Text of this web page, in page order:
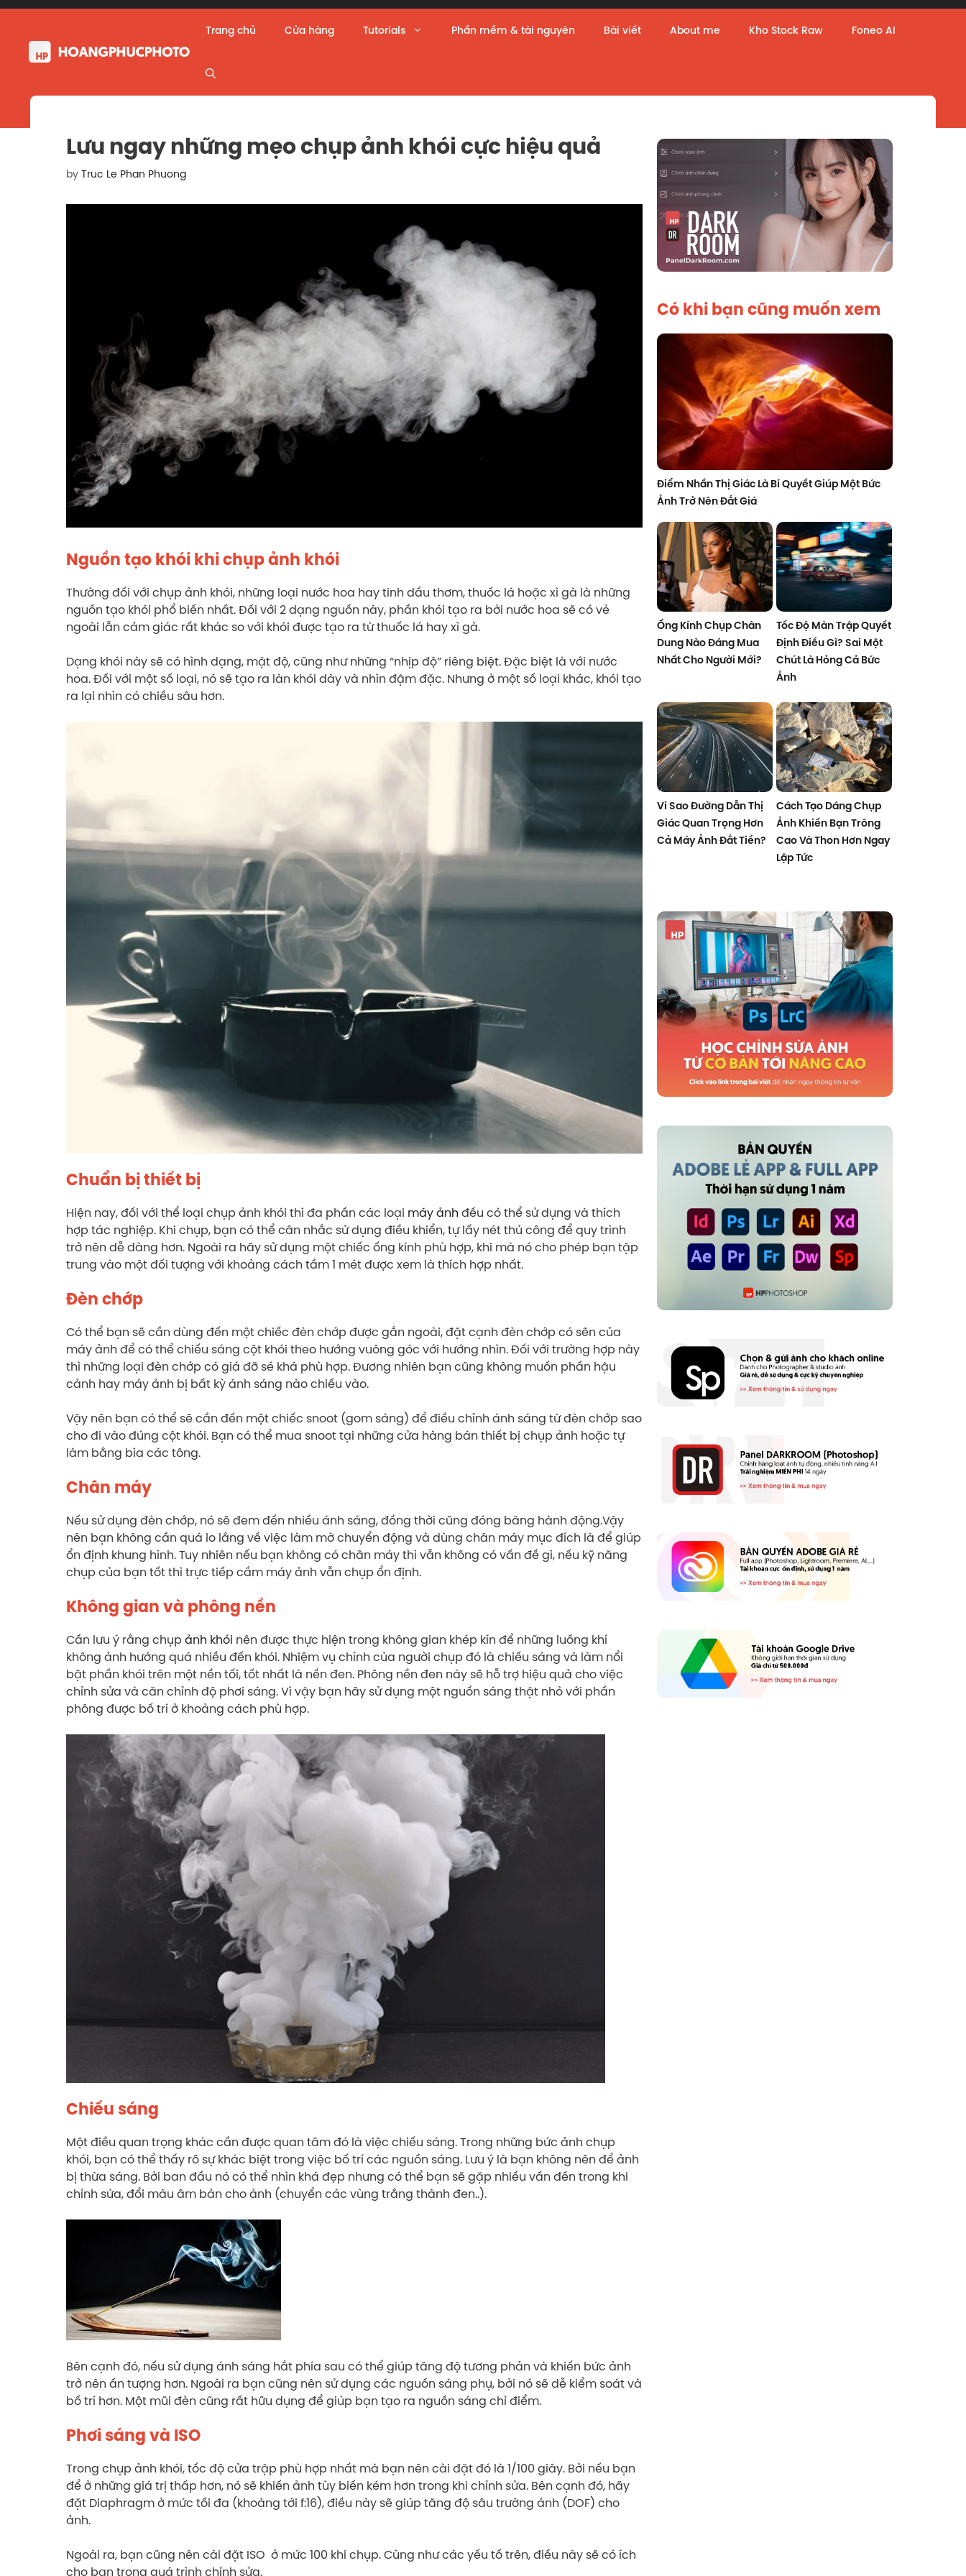
Skip
content
Trang chủ Cửa hàng Tutorials Phần mềm & tài nguyên Bài viết About me Kho Stock Raw Foneo AI
Lưu ngay những mẹo chụp ảnh khói cực hiệu quả
by Truc Le Phan Phuong
Nguồn tạo khói khi chụp ảnh khói
Thường đối với chụp ảnh khói, những loại nước hoa hay tinh dầu thơm, thuốc lá hoặc xì gà là những
nguồn tạo khói phổ biến nhất. Đối với 2 dạng nguồn này, phần khói tạo ra bởi nước hoa sẽ có vẻ
ngoài lẫn cảm giác rất khác so với khói được tạo ra từ thuốc lá hay xì gà.
Dạng khói này sẽ có hình dạng, mật độ, cũng như những “nhịp độ” riêng biệt. Đặc biệt là với nước
hoa. Đối với một số loại, nó sẽ tạo ra làn khói dày và nhìn đậm đặc. Nhưng ở một số loại khác, khói tạo
ra lại nhìn có chiều sâu hơn.
Chuẩn bị thiết bị
Hiện nay, đối với thể loại chụp ảnh khói thì đa phần các loại máy ảnh đều có thể sử dụng và thích
hợp tác nghiệp. Khi chụp, bạn có thể cân nhắc sử dụng điều khiển, tự lấy nét thủ công để quy trình
trở nên dễ dàng hơn. Ngoài ra hãy sử dụng một chiếc ống kính phù hợp, khi mà nó cho phép bạn tập
trung vào một đối tượng với khoảng cách tầm 1 mét được xem là thích hợp nhất.
Đèn chớp
Có thể bạn sẽ cần dùng đến một chiếc đèn chớp được gắn ngoài, đặt cạnh đèn chớp có sẽn của
máy ảnh để có thể chiếu sáng cột khói theo hướng vuông góc với hướng nhìn. Đối với trường hợp này
thì những loại đèn chớp có giá đỡ sé khá phù hợp. Đương nhiên bạn cũng không muốn phần hậu
cảnh hay máy ảnh bị bất kỳ ánh sáng nào chiếu vào.
Vậy nên bạn có thể sẽ cần đến một chiếc snoot (gom sáng) để điều chỉnh ánh sáng từ đèn chớp sao
cho đi vào đúng cột khói. Bạn có thể mua snoot tại những cửa hàng bán thiết bị chụp ảnh hoặc tự
làm bằng bìa các tông.
Chân máy
Nếu sử dụng đèn chớp, nó sẽ đem đến nhiều ánh sáng, đồng thời cũng đóng băng hành động.Vậy
nên bạn không cần quá lo lắng về việc làm mờ chuyển động và dùng chân máy mục đích là để giúp
ổn định khung hình. Tuy nhiên nếu bạn không có chân máy thì vẫn không có vấn đề gì, nếu kỹ năng
chụp của bạn tốt thì trực tiếp cầm máy ảnh vẫn chụp ổn định.
Không gian và phông nền
Cần lưu ý rằng chụp ảnh khói nên được thực hiện trong không gian khép kín để những luồng khí
không ảnh hưởng quá nhiều đến khói. Nhiệm vụ chính của người chụp đó là chiếu sáng và làm nổi
bật phần khói trên một nền tối, tốt nhất là nền đen. Phông nền đen này sẽ hỗ trợ hiệu quả cho việc
chỉnh sửa và căn chỉnh độ phơi sáng. Vì vậy bạn hãy sử dụng một nguồn sáng thật nhỏ với phần
phông được bố trí ở khoảng cách phù hợp.
Chiếu sáng
Một điều quan trọng khác cần được quan tâm đó là việc chiếu sáng. Trong những bức ảnh chụp
khói, bạn có thể thấy rõ sự khác biệt trong việc bố trí các nguồn sáng. Lưu ý là bạn không nên để ảnh
bị thừa sáng. Bởi ban đầu nó có thể nhìn khá đẹp nhưng có thể bạn sẽ gặp nhiều vấn đền trong khi
chỉnh sửa, đổi màu âm bản cho ảnh (chuyển các vùng trắng thành đen..).
Bên cạnh đó, nếu sử dụng ánh sáng hắt phía sau có thể giúp tăng độ tương phản và khiến bức ảnh
trở nên ấn tượng hơn. Ngoài ra bạn cũng nên sử dụng các nguồn sáng phụ, bởi nó sẽ dễ kiểm soát và
bố trí hơn. Một mũi đèn cũng rất hữu dụng để giúp bạn tạo ra nguồn sáng chỉ điểm.
Phơi sáng và ISO
Trong chụp ảnh khói, tốc độ cửa trập phù hợp nhất mà bạn nên cài đặt đó là 1/100 giây. Bởi nếu bạn
để ở những giá trị thấp hơn, nó sẽ khiến ảnh tùy biến kém hơn trong khi chỉnh sửa. Bên cạnh đó, hãy
đặt Diaphragm ở mức tối đa (khoảng tới f:16), điều này sẽ giúp tăng độ sâu trường ảnh (DOF) cho
ảnh.
Ngoài ra, bạn cũng nên cài đặt ISO ở mức 100 khi chụp. Cùng như các yếu tố trên, điều này sẽ có ích
cho bạn trong quá trình chỉnh sửa.
Có khi bạn cũng muốn xem
Điểm Nhấn Thị Giác Là Bí Quyết Giúp Một Bức
Ảnh Trở Nên Đắt Giá
Ống Kính Chụp Chân
Dung Nào Đáng Mua
Nhất Cho Người Mới?
Tốc Độ Màn Trập Quyết
Định Điều Gì? Sai Một
Chút Là Hỏng Cả Bức
Ảnh
Vì Sao Đường Dẫn Thị
Giác Quan Trọng Hơn
Cả Máy Ảnh Đắt Tiền?
Cách Tạo Dáng Chụp
Ảnh Khiến Bạn Trông
Cao Và Thon Hơn Ngay
Lập Tức